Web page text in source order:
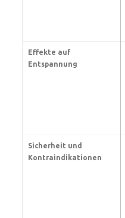
Effekte auf
Entspannung
Sicherheit und
Kontraindikationen